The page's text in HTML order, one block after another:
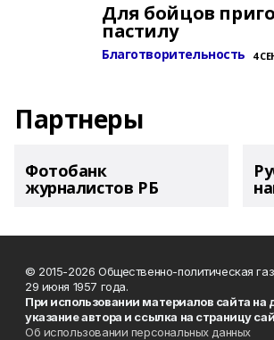
Для бойцов
пастилу
Благотворительность 4
Партнеры
Фотобанк
журналистов РБ
© 2015-2026 Общественно-политическая
29 июня 1957 года.
При использовании материалов сайта на
указание автора и ссылка на страницу
Об использовании персональных данных